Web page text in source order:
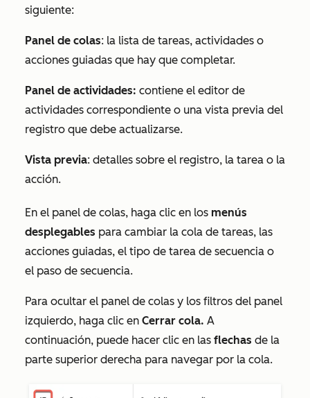
siguiente:
Panel de colas: la lista de tareas, actividades o
acciones guiadas que hay que completar.
Panel de actividades: contiene el editor de
actividades correspondiente o una vista previa del
registro que debe actualizarse.
Vista previa: detalles sobre el registro, la tarea o la
acción.
En el panel de colas, haga clic en los menús
desplegables para cambiar la cola de tareas, las
acciones guiadas, el tipo de tarea de secuencia o
el paso de secuencia.
Para ocultar el panel de colas y los filtros del panel
izquierdo, haga clic en Cerrar cola. A
continuación, puede hacer clic en las flechas de la
parte superior derecha para navegar por la cola.